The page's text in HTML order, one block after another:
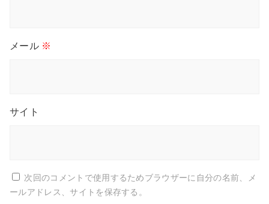
メール ※
サイト
次回のコメントで使用するためブラウザーに自分の名前、メ
ールアドレス、サイトを保存する。